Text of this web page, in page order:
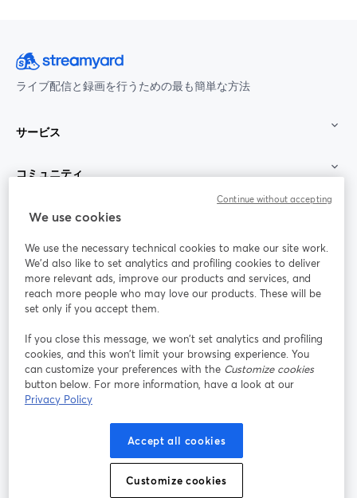
ライブ配信と録画を行うための最も簡単な方法
サービス
コミュニティ
StreamYard：
参加する
ライ
ンセ
ミナ
ー
Facebook
新しいタブで開く(Twitter)
YouTube
Instagram
新しいタブで開く
LinkedIn
新しいタブで開く
新しいタブで開く
プラットフォーム利用規約
個人情報保護方針 クッキーポリシー
We use cookies
We use the necessary technical cookies to make our site work.
We'd also like to set analytics and profiling cookies to deliver
more relevant ads, improve our products and services, and
reach more people who may love our products. These will be
set only if you accept them.
If you close this message, we won’t set analytics and profiling
cookies, and this won’t limit your browsing experience. You
can customize your preferences with the Customize cookies
button below. For more information, have a look at our
Privacy Policy
Accept all cookies
Customize cookies
Continue without accepting